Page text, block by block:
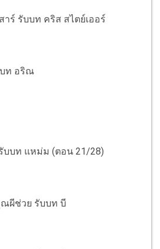
าร์ รับบท คริส สไตย์เออร์
ท อริณ
บบท แหม่ม (ตอน 21/28)
ผีช่วย รับบท บี